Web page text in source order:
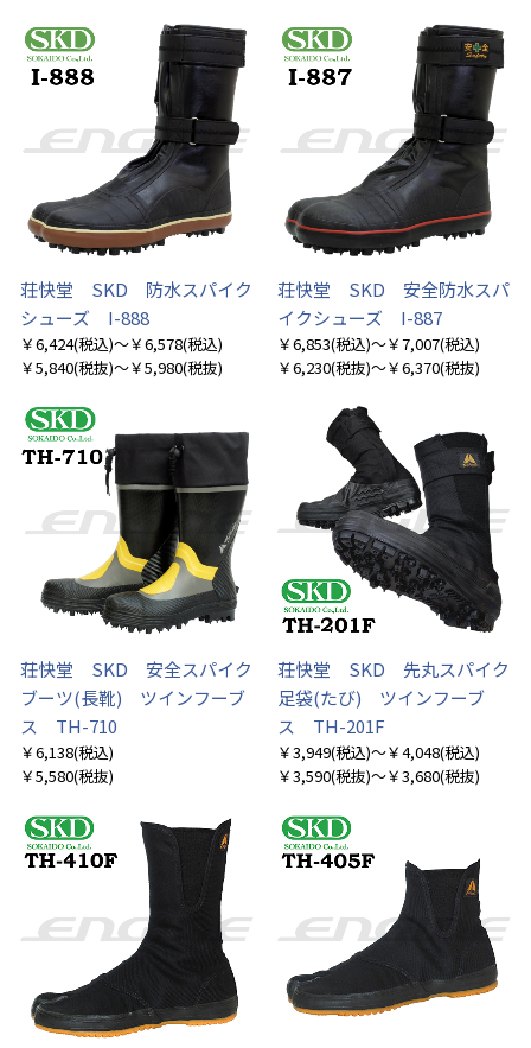
荘快堂 SKD 防水スパイク
シューズ I-888
￥6,424(税込)～￥6,578(税込)
￥5,840(税抜)～￥5,980(税抜)
荘快堂 SKD 安全防水スパ
イクシューズ I-887
￥6,853(税込)～￥7,007(税込)
￥6,230(税抜)～￥6,370(税抜)
荘快堂 SKD 安全スパイク
ブーツ(長靴) ツインフーブ
ス TH-710
￥6,138(税込)
￥5,580(税抜)
荘快堂 SKD 先丸スパイク
足袋(たび) ツインフーブ
ス TH-201F
￥3,949(税込)～￥4,048(税込)
￥3,590(税抜)～￥3,680(税抜)